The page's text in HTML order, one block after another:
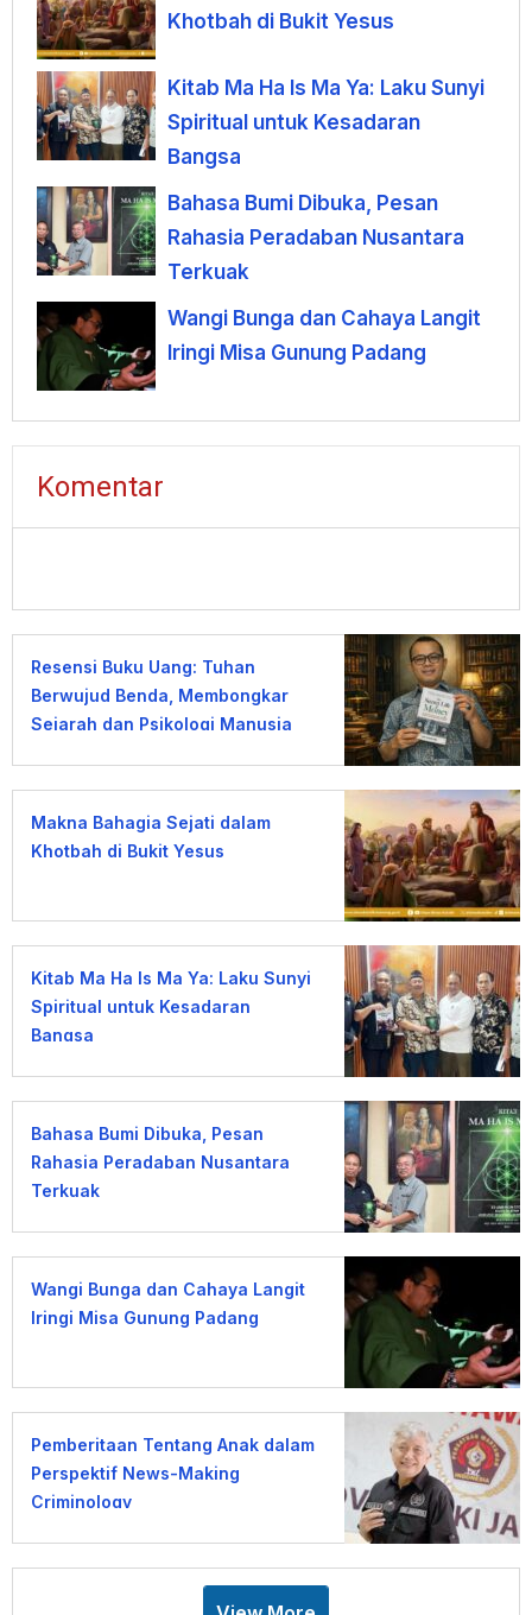
Khotbah di Bukit Yesus
Kitab Ma Ha Is Ma Ya: Laku Sunyi
Spiritual untuk Kesadaran
Bangsa
Bahasa Bumi Dibuka, Pesan
Rahasia Peradaban Nusantara
Terkuak
Wangi Bunga dan Cahaya Langit
Iringi Misa Gunung Padang
Komentar
Resensi Buku Uang: Tuhan
Berwujud Benda, Membongkar
Sejarah dan Psikologi Manusia
Makna Bahagia Sejati dalam
Khotbah di Bukit Yesus
Kitab Ma Ha Is Ma Ya: Laku Sunyi
Spiritual untuk Kesadaran
Bangsa
Bahasa Bumi Dibuka, Pesan
Rahasia Peradaban Nusantara
Terkuak
Wangi Bunga dan Cahaya Langit
Iringi Misa Gunung Padang
Pemberitaan Tentang Anak dalam
Perspektif News-Making
Criminology